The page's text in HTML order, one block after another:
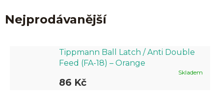
Nejprodávanější
Tippmann Ball Latch / Anti Double
Feed (FA-18) – Orange
Skladem
86 Kč